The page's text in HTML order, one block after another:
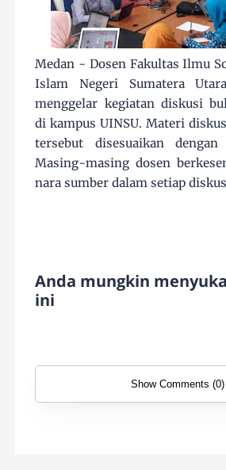
Medan - Dosen Fakultas Ilmu
Islam Negeri Sumatera
menggelar kegiatan diskusi
di kampus UINSU. Materi
tersebut disesuaikan dengan
Masing-masing dosen
nara sumber dalam setiap
Anda mungkin
ini
Show Comments (0)